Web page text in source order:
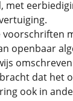
met
voorschriften
openbaar
dat het
ook in